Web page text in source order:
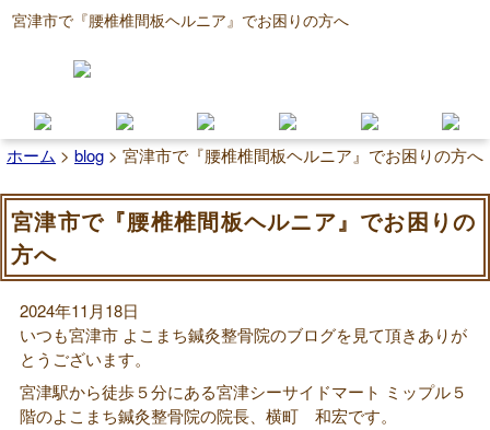
宮津市で『腰椎椎間板ヘルニア』でお困りの方へ
ホーム > blog > 宮津市で『腰椎椎間板ヘルニア』でお困りの方へ
宮津市で『腰椎椎間板ヘルニア』でお困りの
方へ
2024年11月18日
いつも宮津市 よこまち鍼灸整骨院のブログを見て頂きありが
とうございます。
宮津駅から徒歩５分にある宮津シーサイドマート ミップル５
階のよこまち鍼灸整骨院の院長、横町 和宏です。